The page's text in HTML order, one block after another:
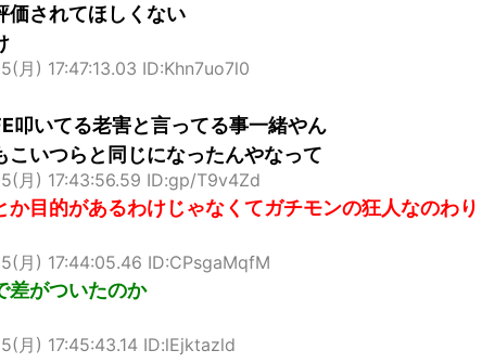
価されてほしくない
月) 17:47:13.03 ID:Khn7uo7l0
叩いてる老害と言ってる事一緒やん
こいつらと同じになったんやなって
月) 17:43:56.59 ID:gp/T9v4Zd
か目的があるわけじゃなくてガチモンの狂人なのわり
月) 17:44:05.46 ID:CPsgaMqfM
差がついたのか
月) 17:45:43.14 ID:lEjktazld